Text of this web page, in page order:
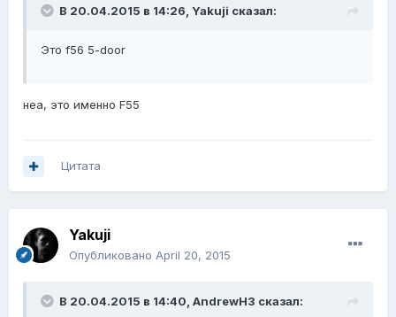
В 20.04.2015 в 14:26, Yakuji сказал:
Это f56 5-door
неа, это именно F55
Цитата
Yakuji
Опубликовано April 20, 2015
В 20.04.2015 в 14:40, AndrewH3 сказал: